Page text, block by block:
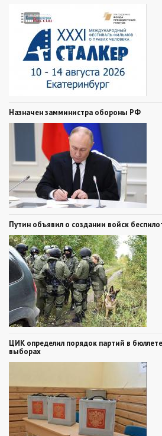
Назначен замминистра обороны РФ
Путин объявил о создании войск
ЦИК определил порядок партий в
выборах